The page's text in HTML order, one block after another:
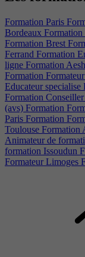
Formation Paris
Bordeaux Formation
Formation Brest
Ferrand Formation
ligne Formation
Formation Formateur
Educateur specialise
Formation
(avs) Formation
Paris Formation
Toulouse Formation
Animateur de
formation Issoudun
Formateur Limoges